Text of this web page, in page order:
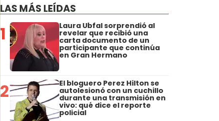
LAS MÁS LEÍDAS
1 Laura Ubfal sorprendió al
revelar que recibió una
carta documento de un
participante que continúa
en Gran Hermano
2 El bloguero Perez Hilton se
autolesionó con un cuchillo
durante una transmisión en
vivo: qué dice el reporte
policial